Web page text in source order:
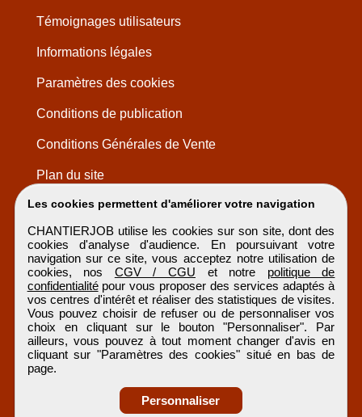
Les cookies permettent d'améliorer votre navigation
CHANTIERJOB utilise les cookies sur son site, dont des
cookies d'analyse d'audience. En poursuivant votre
navigation sur ce site, vous acceptez notre utilisation de
cookies, nos CGV / CGU et notre politique de
confidentialitépour vous proposer des services adaptés à
vos centres d'intérêt et réaliser des statistiques de visites.
Vous pouvez choisir de refuser ou de personnaliser vos
choix en cliquant sur le bouton "Personnaliser". Par
ailleurs, vous pouvez à tout moment changer d'avis en
cliquant sur "Paramètres des cookies" situé en bas de
page.
Personnaliser
Témoignages utilisateurs
Informations légales
Paramètres des cookies
Conditions de publication
Conditions Générales de Vente
Plan du site